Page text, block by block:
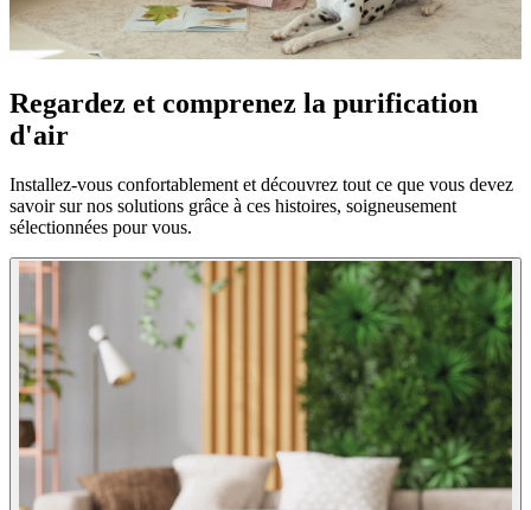
Regardez et comprenez la purification
d'air
Installez-vous confortablement et découvrez tout ce que vous devez
savoir sur nos solutions grâce à ces histoires, soigneusement
sélectionnées pour vous.